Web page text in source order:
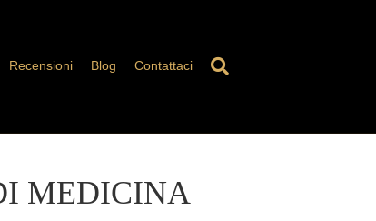
Recensioni Blog Contattaci
MEDICINA